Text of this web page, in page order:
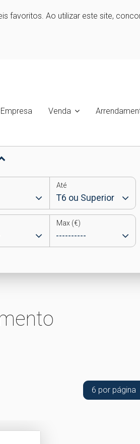
favoritos. Ao utilizar este site,
Empresa Venda
Até
Max (€)
6 por página